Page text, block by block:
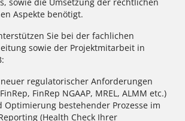
Aspekte benötigt.
Sie bei der fachlichen
sowie der Projektmitarbeit in
regulatorischer Anforderungen
FinRep NGAAP, MREL, ALMM etc.)
Optimierung bestehender Prozesse im
(Health Check Ihrer